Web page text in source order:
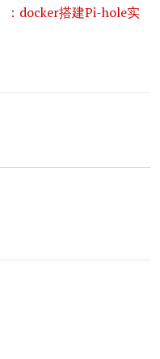
：docker搭建Pi-hole实